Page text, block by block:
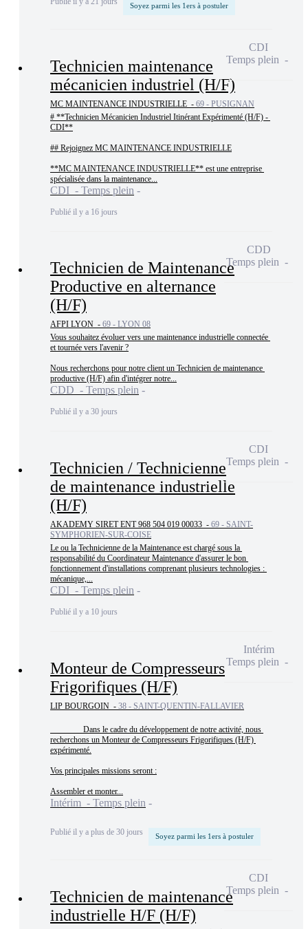
Soyez parmi les 1ers à postuler
Technicien maintenance
mécanicien industriel (H/F)
MC MAINTENANCE INDUSTRIELLE - 69 - PUSIGNAN
# **Technicien Mécanicien Industriel Itinérant Expérimenté (H/F) -
CDI**
## Rejoignez MC MAINTENANCE INDUSTRIELLE
**MC MAINTENANCE INDUSTRIELLE** est une entreprise
spécialisée dans la maintenance...
CDI - Temps plein
Publié il y a 16 jours
CDI
Temps plein
Technicien de Maintenance
Productive en alternance
(H/F)
AFPI LYON - 69 - LYON 08
Vous souhaitez évoluer vers une maintenance industrielle connectée
et tournée vers l'avenir ?
Nous recherchons pour notre client un Technicien de maintenance
productive (H/F) afin d'intégrer notre...
CDD - Temps plein
Publié il y a 30 jours
CDD
Temps plein
Technicien / Technicienne
de maintenance industrielle
(H/F)
AKADEMY SIRET ENT 968 504 019 00033 - 69 - SAINT-
SYMPHORIEN-SUR-COISE
Le ou la Technicienne de la Maintenance est chargé sous la
responsabilité du Coordinateur Maintenance d'assurer le bon
fonctionnement d'installations comprenant plusieurs technologies :
mécanique,...
CDI - Temps plein
Publié il y a 10 jours
CDI
Temps plein
Monteur de Compresseurs
Frigorifiques (H/F)
LIP BOURGOIN - 38 - SAINT-QUENTIN-FALLAVIER
recherchons un Monteur de Compresseurs Frigorifiques (H/F)
expérimenté.
Vos principales missions seront :
Assembler et monter...
Intérim - Temps plein
Publié il y a plus de 30 jours Soyez parmi les 1ers à postuler
Intérim
Temps plein
Technicien de maintenance
industrielle H/F (H/F)
CDI
Temps plein